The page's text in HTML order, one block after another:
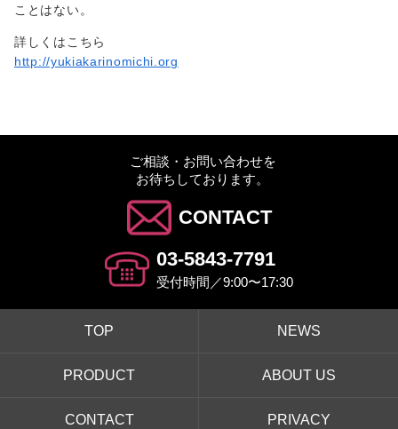
ことはない。
詳しくはこちら
http://yukiakarinomichi.org
ご相談・お問い合わせを
お待ちしております。
CONTACT
03-5843-7791
受付時間／9:00〜17:30
TOP NEWS
PRODUCT ABOUT US
CONTACT PRIVACY